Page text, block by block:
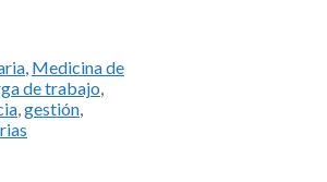
Medicina de
de trabajo
gestión